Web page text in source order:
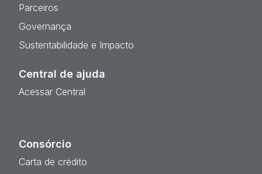
Parceiros
Governança
Sustentabilidade e Impacto
Central de ajuda
Acessar Central
Consórcio
Carta de crédito